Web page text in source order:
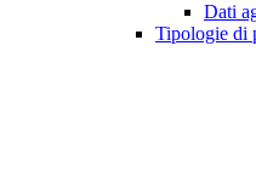
Dati
Tipologie di